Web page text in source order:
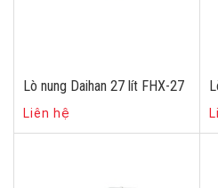
Lò nung Daihan 27 lít FHX-27
Liên hệ